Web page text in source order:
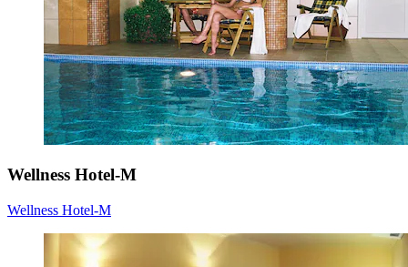
Wellness Hotel-M
Wellness Hotel-M